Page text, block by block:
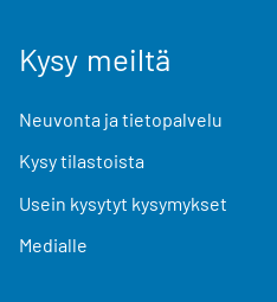
Kysy meiltä
Neuvonta ja tietopalvelu
Kysy tilastoista
Usein kysytyt kysymykset
Medialle